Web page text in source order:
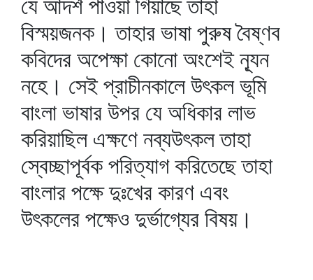
যে আদর্শ পাওয়া গিয়াছে তাহা
বিস্ময়জনক। তাহার ভাষা পুরুষ বৈষ্ণব
কবিদের অপেক্ষা কোনো অংশেই ন্যূন
নহে। সেই প্রাচীনকালে উৎকল ভূমি
বাংলা ভাষার উপর যে অধিকার লাভ
করিয়াছিল এক্ষণে নব্যউৎকল তাহা
স্বেচ্ছাপূর্বক পরিত্যাগ করিতেছে তাহা
বাংলার পক্ষে দুঃখের কারণ এবং
উৎকলের পক্ষেও দুর্ভাগ্যের বিষয়।